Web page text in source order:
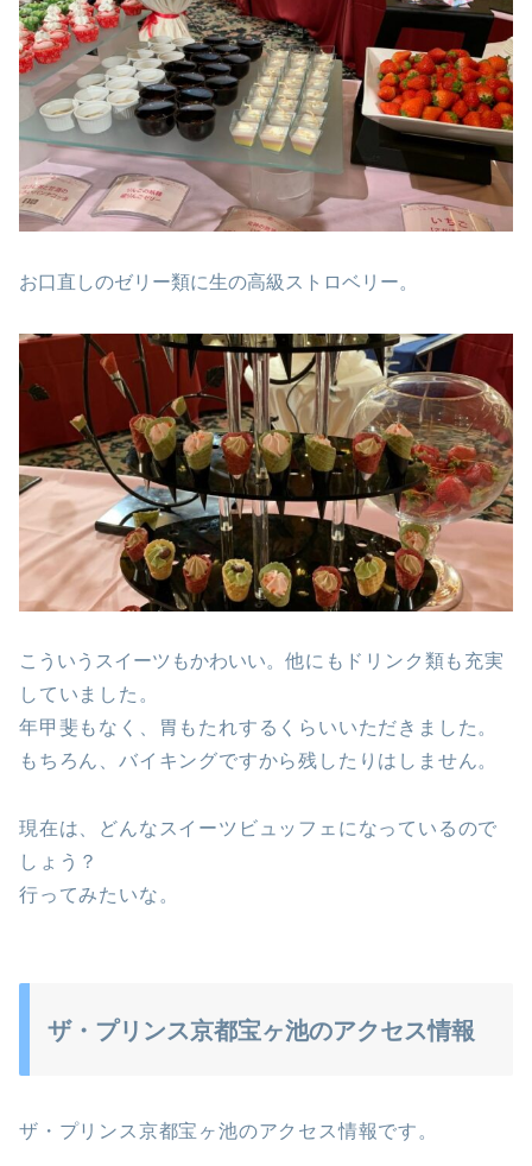
お口直しのゼリー類に生の高級ストロベリー。
こういうスイーツもかわいい。 他にもドリンク類も充実
していました。
年甲斐もなく、胃もたれするくらいいただきました。
もちろん、バイキングですから残したりはしません。
現在は、どんなスイーツビュッフェになっているので
しょう？
行ってみたいな。
ザ・プリンス京都宝ヶ池のアクセス情報
ザ・プリンス京都宝ヶ池のアクセス情報です。